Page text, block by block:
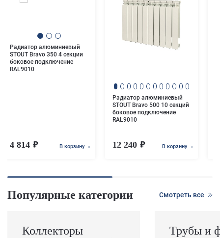
Радиатор алюминиевый
STOUT Bravo 350 4 секции
боковое подключение
RAL9010
4 814 В корзину
Радиатор алюминиевый
STOUT Bravo 500 10 секций
боковое подключение
RAL9010
12 240 В корзину
Популярные категории Смотреть все
Коллекторы Трубы и